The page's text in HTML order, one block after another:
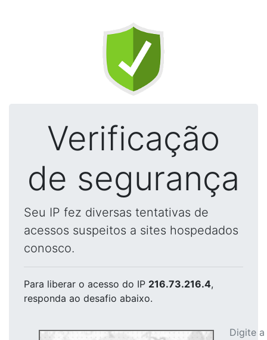
Verificação
de segurança
Seu IP fez diversas tentativas de
acessos suspeitos a sites hospedados
conosco.
Para liberar o acesso do IP 216.73.216.4,
responda ao desafio abaixo.
Digite